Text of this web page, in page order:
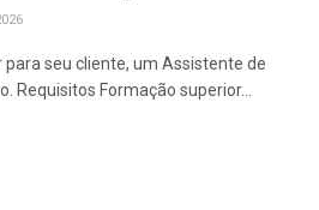
seu cliente, um Assistente de
Requisitos Formação superior...